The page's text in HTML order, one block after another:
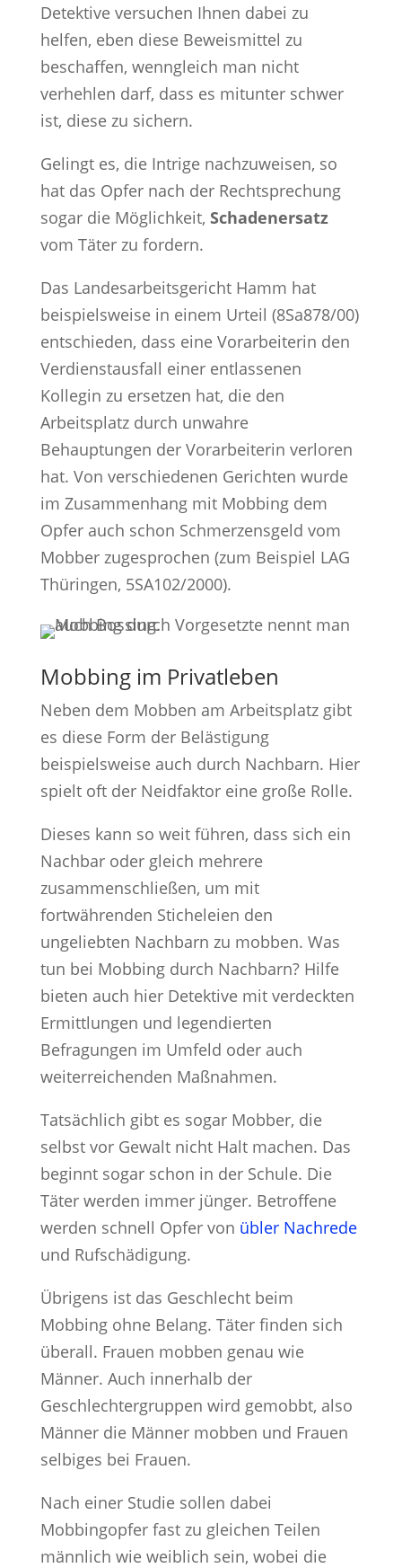
Detektive versuchen Ihnen dabei zu
helfen, eben diese Beweismittel zu
beschaffen, wenngleich man nicht
verhehlen darf, dass es mitunter schwer
ist, diese zu sichern.
Gelingt es, die Intrige nachzuweisen, so
hat das Opfer nach der Rechtsprechung
sogar die Möglichkeit, Schadenersatz
vom Täter zu fordern.
Das Landesarbeitsgericht Hamm hat
beispielsweise in einem Urteil (8Sa878/00)
entschieden, dass eine Vorarbeiterin den
Verdienstausfall einer entlassenen
Kollegin zu ersetzen hat, die den
Arbeitsplatz durch unwahre
Behauptungen der Vorarbeiterin verloren
hat. Von verschiedenen Gerichten wurde
im Zusammenhang mit Mobbing dem
Opfer auch schon Schmerzensgeld vom
Mobber zugesprochen (zum Beispiel LAG
Thüringen, 5SA102/2000).
Mobbing im Privatleben
Neben dem Mobben am Arbeitsplatz gibt
es diese Form der Belästigung
beispielsweise auch durch Nachbarn. Hier
spielt oft der Neidfaktor eine große Rolle.
Dieses kann so weit führen, dass sich ein
Nachbar oder gleich mehrere
zusammenschließen, um mit
fortwährenden Sticheleien den
ungeliebten Nachbarn zu mobben. Was
tun bei Mobbing durch Nachbarn? Hilfe
bieten auch hier Detektive mit verdeckten
Ermittlungen und legendierten
Befragungen im Umfeld oder auch
weiterreichenden Maßnahmen.
Tatsächlich gibt es sogar Mobber, die
selbst vor Gewalt nicht Halt machen. Das
beginnt sogar schon in der Schule. Die
Täter werden immer jünger. Betroffene
werden schnell Opfer von übler Nachrede
und Rufschädigung.
Übrigens ist das Geschlecht beim
Mobbing ohne Belang. Täter finden sich
überall. Frauen mobben genau wie
Männer. Auch innerhalb der
Geschlechtergruppen wird gemobbt, also
Männer die Männer mobben und Frauen
selbiges bei Frauen.
Nach einer Studie sollen dabei
Mobbingopfer fast zu gleichen Teilen
männlich wie weiblich sein, wobei die